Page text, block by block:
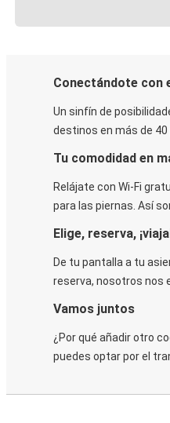
Conectándote con
Un sinfín de
destinos en más de 40
Tu comodidad en
Relájate con Wi-Fi
para las piernas. Así
Elige, reserva,
De tu pantalla a tu
reserva, nosotros nos
Vamos juntos
¿Por qué añadir otro
puedes optar por el